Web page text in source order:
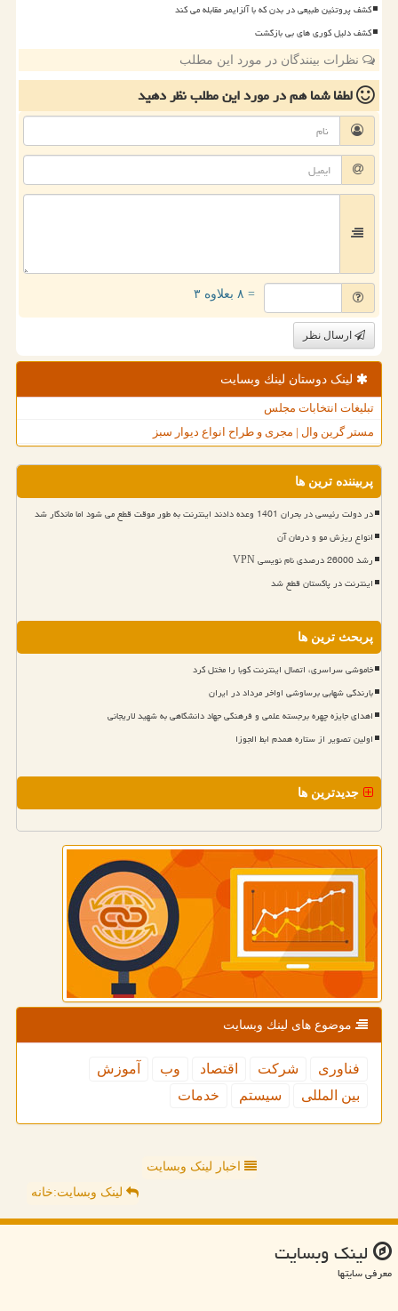
کشف پروتئین طبیعی در بدن که با آلزایمر مقابله می کند
کشف دلیل کوری های بی بازگشت
نظرات بینندگان در مورد این مطلب
لطفا شما همدر مورد این مطلبنظر دهید
= ۸ بعلاوه ۳
ارسال نظر
لینک دوستان لینك وبسایت
تبلیغات انتخابات مجلس
مستر گرین وال | مجری و طراح انواع دیوار سبز
پربیننده ترین ها
در دولت رئیسی در بحران 1401 وعده دادند اینترنت به طور موقت قطع می شود اما ماندگار شد
انواع ریزش مو و درمان آن
رشد 26000 درصدی نام نویسی VPN
اینترنت در پاکستان قطع شد
پربحث ترین ها
خاموشی سراسری، اتصال اینترنت کوبا را مختل کرد
بارندگی شهابی برساوشی اواخر مرداد در ایران
اهدای جایزه چهره برجسته علمی و فرهنگی جهاد دانشگاهی به شهید لاریجانی
اولین تصویر از ستاره همدم ابط الجوزا
جدیدترین ها
موضوع های لینك وبسایت
فناوری شركت اقتصاد وب
آموزش
بین المللی
سیستم خدمات
اخبار لینک وبسایت
لینک وبسایت:خانه
لینك وبسایت
معرفی سایتها